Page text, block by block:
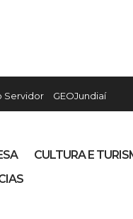
Servidor GEOJundiaí
CULTURA E